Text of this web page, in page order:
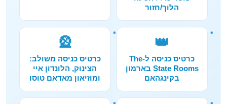
הלוך/חזור
👑
כרטיס כניסה ל-The
State Rooms בארמון
בקינגהאם
🎡
כרטיס כניסה משולב:
הצינוק, הלונדון איי
ומוזיאון מאדאם טוסו